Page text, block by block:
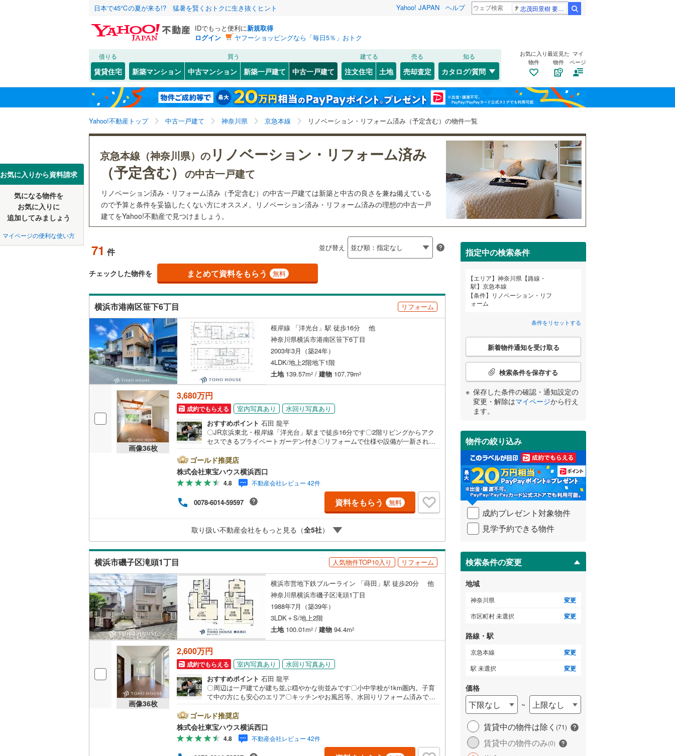
日本で45℃の夏が来る!? 猛暑を賢くおトクに生き抜くヒント Yahoo! JAPAN ヘルプ 志茂田景樹 要介護5
IDでもっと便利に新規取得
ログイン
ヤフーショッピングなら「毎日5％」おトク
借りる
賃貸住宅
買う
新築マンション 中古マンション 新築一戸建て 中古一戸建て
建てる
注文住宅 土地
売る
売却査定
知る
カタログ/質問
お気に入り
物件
最近見た
物件
マイ
ページ
Yahoo!不動産トップ 中古一戸建て 神奈川県 京急本線 リノベーション・リフォーム済み（予定含む）の物件一覧
お気に入りから資料請求
気になる物件を
お気に入りに
追加してみましょう
マイページの便利な使い方
京急本線（神奈川県）の リノベーション・リフォーム済み
（予定含む） の中古一戸建て
リノベーション済み・リフォーム済み（予定含む）の中古一戸建ては新築と中古の良さを兼ね備えている
ので予算と条件を妥協したくない方にオススメ。リノベーション済み・リフォーム済みの理想の中古一戸
建てをYahoo!不動産で見つけましょう。
71 件 並び替え
チェックした物件を まとめて資料をもらう 無料
横浜市港南区笹下6丁目 リフォーム
根岸線 「洋光台」駅 徒歩16分 他
神奈川県横浜市港南区笹下6丁目
2003年3月（築24年）
4LDK/地上2階地下1階
土地139.57m2 / 建物 107.79m2
画像36枚
3,680万円
成約でもらえる 室内写真あり
水回り写真あり
おすすめポイント 石田 龍平
〇JR京浜東北・根岸線「洋光台」駅まで徒歩16分です〇2階リビングからアク
セスできるプライベートガーデン付き〇リフォームで仕様や設備が一新されま
するとPayPayボーナスライトがもらえる「Yahoo！ 不動産 物件ご成約キャン
ペーン」の対象になります。「資料をもらう」「見学予約をする」ボタンから
お問い合わせください。※必ずYahoo！ JAPAN IDでログインしてください。※P
ayPayボーナスライトは出金と譲渡はできません。有効期限は付与日から60日
です。ーーーーーーーーーーーーーーーーーーーーーーーーーー紹介金融機関/
都市銀行利率/年利 0.95％（変動金利）※上記金利は 2026年8月時点 のものであ
り、実際の適用金利は融資実行時のものとなります。金利情勢により表記の返
ーーーー
ゴールド推奨店
株式会社東宝ハウス横浜西口
4.8 不動産会社レビュー 42件
0078-6014-59597 資料をもらう 無料
取り扱い不動産会社をもっと見る（全5社）
横浜市磯子区滝頭1丁目 人気物件TOP10入り リフォーム
横浜市営地下鉄ブルーライン 「蒔田」駅 徒歩20分 他
神奈川県横浜市磯子区滝頭1丁目
1988年7月（築39年）
3LDK＋S/地上2階
土地100.01m2 / 建物 94.4m2
画像36枚
2,600万円
成約でもらえる 室内写真あり
水回り写真あり
おすすめポイント 石田 龍平
〇周辺は一戸建てが建ち並ぶ穏やかな街並みです〇小中学校が1km圏内。子育
て中の方にも安心のエリア〇キッチンやお風呂等、水回りリフォーム済みです
とPayPayボーナスライトがもらえる「Yahoo！ 不動産 物件ご成約キャンペー
ン」の対象になります。「資料をもらう」「見学予約をする」ボタンからお問
い合わせください。※必ずYahoo！ JAPAN IDでログインしてください。※PayP
ayボーナスライトは出金と譲渡はできません。有効期限は付与日から60日で
す。ーーーーーーーーーーーーーーーーーーーーーーーーーー紹介金融機関/都
ゴールド推奨店
株式会社東宝ハウス横浜西口
4.8 不動産会社レビュー 42件
指定中の検索条件
エリア
神奈川県【路線・
駅】京急本線
条件
リノベーション・リフ
ォーム
条件をリセットする
こ
検
条
件
受
け
取
る
・
条
件
を
イ
ペ
ジ
に
保
存
す
る
新着物件通知を受け取る
検索条件を保存する
保存した条件の確認・通知設定の
変更・解除はマイページから行え
ます。
物件の絞り込み
成約プレゼント対象物件
見学予約できる物件
検索条件の変更
地域
神奈川県 変更
市区町村 未選択 変更
路線・駅
京急本線 変更
駅 未選択 変更
価格
下限なし ~
上限なし
賃貸中の物件は除く (71)
賃貸中の物件のみ(0)
北海道 北海道
東北 青森 岩手 宮城 秋田 山形 福島
関東 東京 神奈川 埼玉 千葉 茨城 栃木
長野 福井
東海 愛知 岐阜
近畿 大阪 兵庫 京都 滋賀 奈良 和歌山
中国 鳥取 島根 岡山 広島 山口
四国 高知
福岡 佐賀 長崎 鹿児島
該当物件0件 この条件で検索する
川崎市 川崎区(4) 幸区(1) 中原区(3)
高津区(13) 多摩区(14) 宮前区(16)
麻生区
24)
横浜市 鶴見区( 17 神奈川区(9 ) 2)
中区(7) 保土ケ谷区(17)
磯子区(11) 金沢区(7) 港北区(11)
戸塚区(34 ) 港南区 (23) 旭区(39)
緑区(27) 瀬谷区(15) 栄区(14)
青葉区(42) 都筑区(8)
相模原市 緑区(22) 南区(33)
神奈川県のその
鎌倉市(
藤沢市(75) 小田原市(8)
逗子市(3) 三浦市(1) 秦野市(11)
厚木市(36) 大和市 伊勢原市(7)
海老名市(22) 座間市(17 南足柄市(1)
綾瀬市
高座郡寒川町(11)
中郡大磯町(6) 中郡二宮町 足柄上郡中井町
足柄上郡大井町(0) 足柄上郡松田町(0) 足柄上郡山北町
足柄上郡開成町
足柄下郡真鶴町 (0)
足柄下郡湯河原町(4) 愛甲郡清川村(0)
該当物件0件 この条件で検索する
該当物件0件 この条件で検索する
JR
湘南新宿ライン（宇都宮～逗子）
(95
湘南新宿ライン（前橋～小田原）
(163 )
東海道本線(
南武線(30) 鶴見線(15) 横浜線
中央本線（JR東日本）(2) 京浜東北線(78) 埼京線(4)
御殿場線 ( 東海道新幹線 (9)
地下鉄 横浜市営地下鉄ブルーライン
(58
私鉄・その他 京王相模原線 小田急江ノ島線(155)
東急目黒線(7 ) こどもの国線(16)
東急新横浜線(13)
相模鉄道本線(
) 横浜シーサイドライン
横浜高速鉄道みなとみらい線(8 江ノ島電鉄 52 湘南モノレール江の島線(40)
箱根登山鉄道 ( 2) 箱根登山ケーブルカー 伊豆箱根鉄道大雄山線(6)
該当物件0件 この条件で検索する
(1) (3) (3) (3) (2) (1) (3) (0) (0) (0) (6)
(0) (4
( 4) (
( 6) ( 4) ( ) 0 (2 ) (3) (3) (1) (0) (2 (4)
該当物件0件 この条件で検索する
こだわり条件 リフォーム、リノベーション
リノベーション・リフォーム
（71）
築古・築30年以上（29）
設備
トイレ２か所
駐車場2台以上
ビルトインガレージ（ 8 ） 太陽光発電システム（1）
（52）
間取り、居室全体
バリアフリー住宅 間取り変更可能（1）
平屋・1階建て（0） 3階建て以上（12）
サービスルーム（納戸）
（35）
立地
最寄りの駅が始発駅 9） 海まで2km以内 小学校まで1km以内（34）
配置、向き、建ち方、日当たり
前道6m以上（20） 角地（8） 南道路（6）
平坦地（23 ）
LD
リビングダイニング15畳以上
（39）
キッチン
独立型キッチン （8 対面キッチン（ 30）
販売、価格、契約、入居関連など
即入居可能（39）
浴室
浴室乾燥機あり ）
収納
ウォークインクローゼット
（12）
床下収納（32）
バルコニー、庭
ウッドデッキあり（4）
構造・規模・施工・品質・工法関連
耐震、免震、制震構造
長期優良住宅（0）
該当物件0件 この条件で検索する
検索条件を保存しました
この検索条件の新着物件通知は、 マイページから設定できます。
保存した条件を見る
神奈川県、京急本線、リノベーション・リフォーム
マイページ